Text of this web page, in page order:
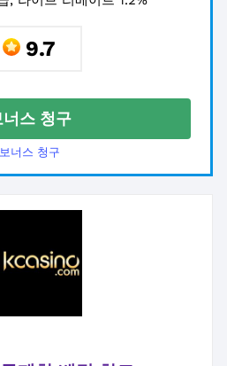
9.7
너스 청구
보너스 청구